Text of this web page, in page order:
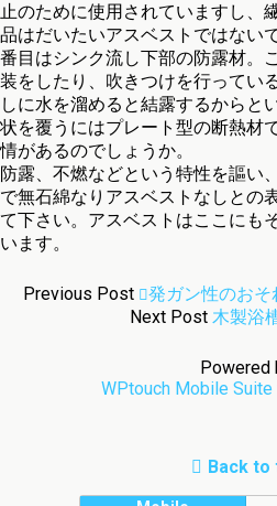
止のために使用されていますし、
品はだいたいアスベストではない
番目はシンク流し下部の防露材。
装をしたり、吹きつけを行ってい
しに水を溜めると結露するからと
状を覆うにはプレート型の断熱材
情があるのでしょうか。
防露、不燃などという特性を謳い
で無石綿なりアスベストなしとの
て下さい。アスベストはここにも
います。
Previous Post
発ガン性のお
Next Post 木製浴
Powered
WPtouch Mobile
Back to